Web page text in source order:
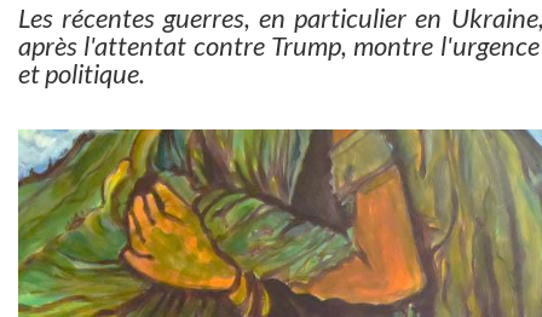
Les récentes guerres, en particulier en
après l'attentat contre Trump, montre
et politique.